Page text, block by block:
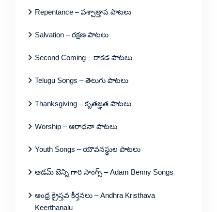
Repentance – పశ్చాత్తాప పాటలు
Salvation – రక్షణ పాటలు
Second Coming – రాకడ పాటలు
Telugu Songs – తెలుగు పాటలు
Thanksgiving – కృతజ్ఞత పాటలు
Worship – ఆరాధనా పాటలు
Youth Songs – యౌవనస్థుల పాటలు
ఆడమ్ బెన్ని గారి సాంగ్స్ – Adam Benny Songs
ఆంధ్ర క్రైస్తవ కీర్తనలు – Andhra Kristhava
Keerthanalu